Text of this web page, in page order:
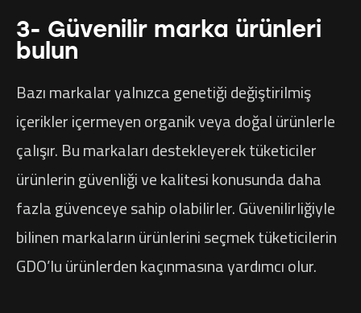
3- Güvenilir marka ürünleri
bulun
Bazı markalar yalnızca genetiği değiştirilmiş
içerikler içermeyen organik veya doğal ürünlerle
çalışır. Bu markaları destekleyerek tüketiciler
ürünlerin güvenliği ve kalitesi konusunda daha
fazla güvenceye sahip olabilirler. Güvenilirliğiyle
bilinen markaların ürünlerini seçmek tüketicilerin
GDO’lu ürünlerden kaçınmasına yardımcı olur.